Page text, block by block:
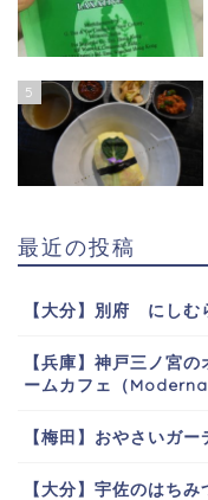
5
最近の投稿
【大分】別府 にしむ
【兵庫】神戸三ノ宮
ームカフェ（
【梅田】おやさいガ
【大分】宇佐のはち